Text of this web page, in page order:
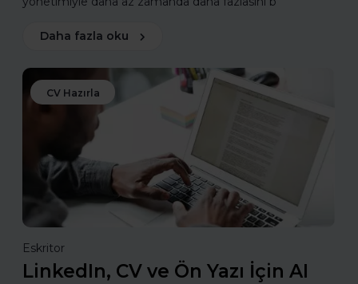
Daha fazla oku
CV Hazırla
Eskritor
LinkedIn, CV ve Ön Yazı İçin AI